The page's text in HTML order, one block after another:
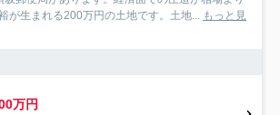
が生まれる200万円の土地です。土地... もっと見
万円